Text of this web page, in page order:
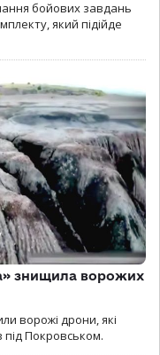
бойових завдань
який підійде
знищила ворожих
ворожі дрони, які
під Покровськом.